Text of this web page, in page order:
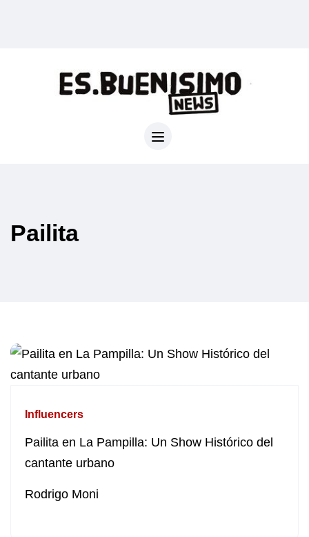
Pailita
Influencers
Pailita en La Pampilla: Un Show Histórico del
cantante urbano
Rodrigo Moni